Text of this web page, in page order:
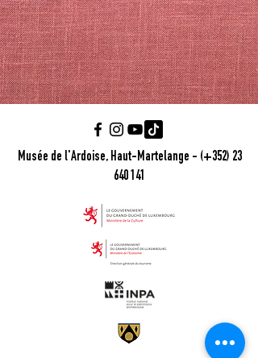
Musée de l'Ardoise, Haut-Martelange - (+352) 23
640 141